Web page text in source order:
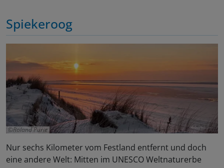
Spiekeroog
Roland Purie
Nur sechs Kilometer vom Festland entfernt und doch
eine andere Welt: Mitten im UNESCO Weltnaturerbe